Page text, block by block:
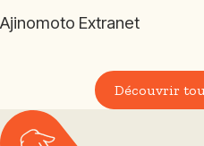
Ajinomoto Extranet
Découvrir